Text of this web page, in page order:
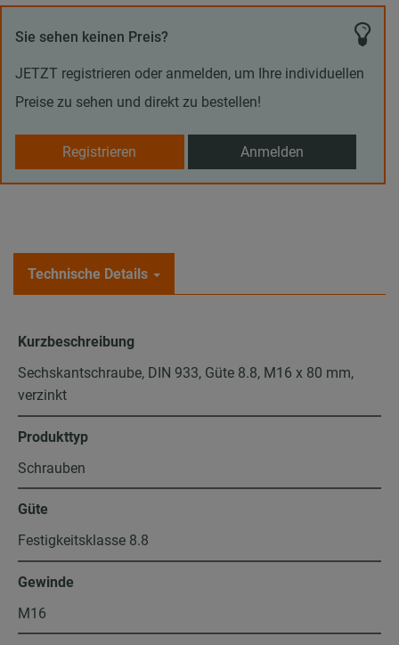
Sie sehen keinen Preis?
JETZT registrieren oder anmelden, um Ihre individuellen
Preise zu sehen und direkt zu bestellen!
Registrieren Anmelden
Technische Details
Kurzbeschreibung
Sechskantschraube, DIN 933, Güte 8.8, M16 x 80 mm,
verzinkt
Produkttyp
Schrauben
Güte
Festigkeitsklasse 8.8
Gewinde
M16